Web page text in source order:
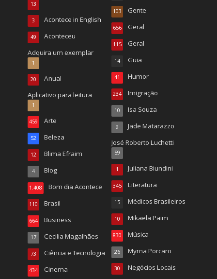
13
Acontece in English
3
Aconteceu
49
Adquira um exemplar
1
Anual
20
Aplicativo para leitura
1
Arte
459
Beleza
52
Blima Efraim
12
Blog
4
Bom dia Acontece
1.408
Brasil
110
Business
664
Cecilia Magalhães
17
Ciência e Tecnologia
73
Cinema
434
Gente
103
Geral
656
Geral
115
Guia
14
Humor
41
Imigração
234
Isa Souza
10
Jade Matarazzo
9
José Roberto Luchetti
59
Juliana Biundini
1
Literatura
345
Médicos Brasileiros
15
Mikaela Paim
10
Música
830
Myrna Porcaro
26
Negócios Locais
30